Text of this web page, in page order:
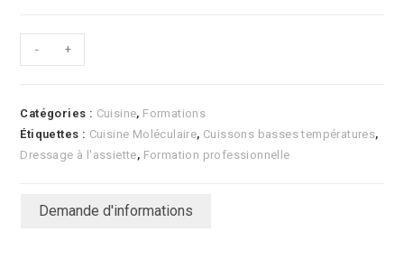
quantité
de
Moléculaire
- +
Catégories : Cuisine, Formations
Étiquettes : Cuisine Moléculaire, Cuissons basses températures,
Dressage à l'assiette, Formation professionnelle
Demande d'informations